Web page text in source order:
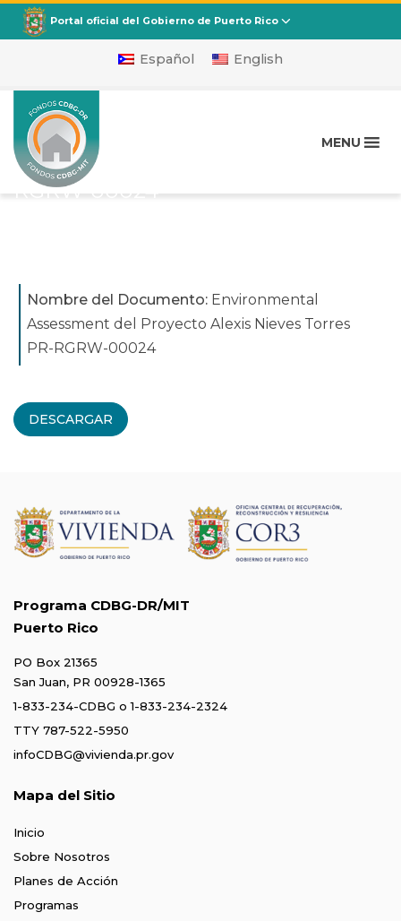
CDBG
Departamento de la Vivienda
Portal oficial del Gobierno de Puerto Rico
Español English
MENU
Environmental
Assessment del Proyecto
Alexis Nieves Torres PR-
RGRW-00024
Nombre del Documento: Environmental
Assessment del Proyecto Alexis Nieves Torres
PR-RGRW-00024
DESCARGAR
Programa CDBG-DR/MIT
Puerto Rico
PO Box 21365
San Juan, PR 00928-1365
1-833-234-CDBG o1-833-234-2324
TTY 787-522-5950
infoCDBG@vivienda.pr.gov
Mapa del Sitio
Inicio
Sobre Nosotros
Planes de Acción
Programas